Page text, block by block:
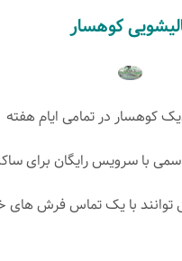
کوهسار
کوهسار در تمامی ایام هفته
با سرویس رایگان برای
توانند با یک تماس فرش های